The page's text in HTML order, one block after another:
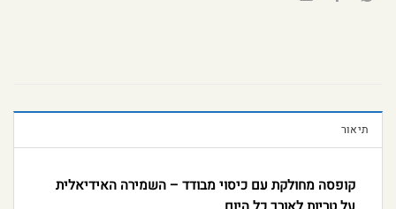
תיאור
קופסה מחולקת עם כיסוי מבודד – השמירה האידיאלית